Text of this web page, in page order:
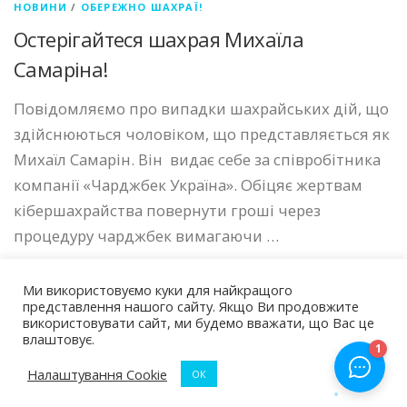
НОВИНИ / ОБЕРЕЖНО ШАХРАЇ!
Остерігайтеся шахрая Михаїла
Самаріна!
Повідомляємо про випадки шахрайських дій, що
здійснюються чоловіком, що представляється як
Михаїл Самарін. Він видає себе за співробітника
компанії «Чарджбек Україна». Обіцяє жертвам
кібершахрайства повернути гроші через
процедуру чарджбек вимагаючи …
Авторские права © 2026 Чарджбек Україна
OnePress
от FameThemes
Ми використовуємо куки для найкращого
представлення нашого сайту. Якщо Ви продовжите
використовувати сайт, ми будемо вважати, що Вас це
влаштовує.
Налаштування Cookie
ОК